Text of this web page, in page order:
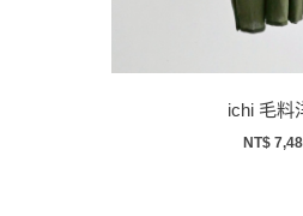
ichi 毛料
NT$